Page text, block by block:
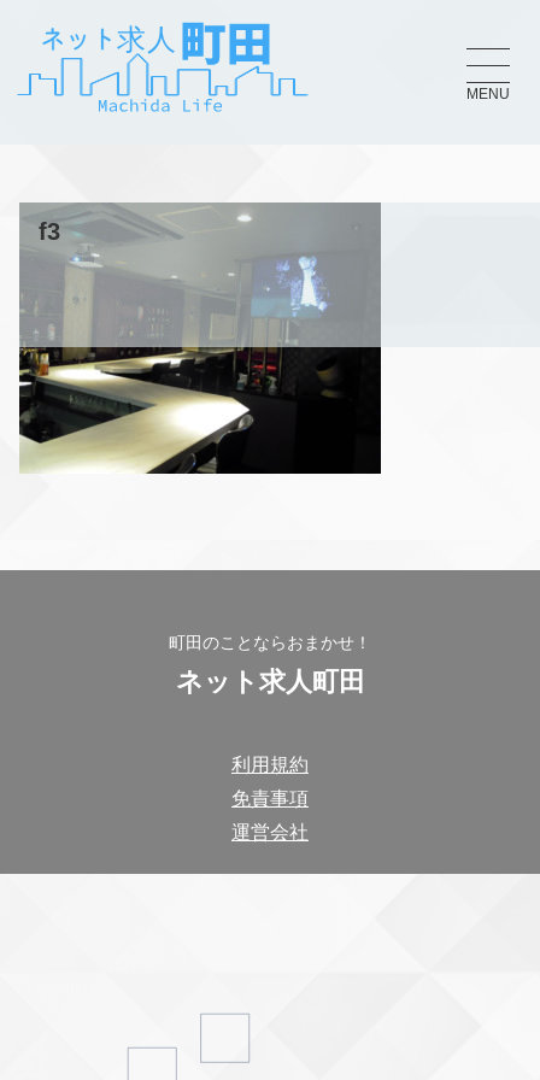
MENU
f3
町田のことならおまかせ！
ネット求人町田
利用規約
免責事項
運営会社